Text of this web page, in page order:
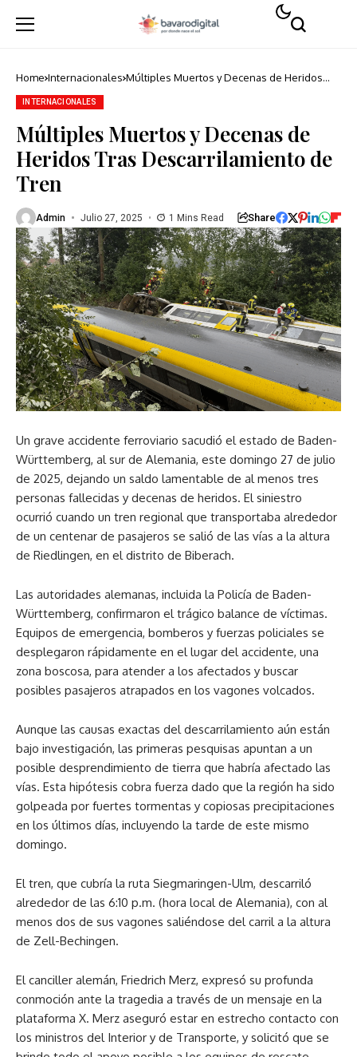
Home Internacionales Múltiples Muertos y Decenas de Heridos
INTERNACIONALES
Múltiples Muertos y Decenas de
Heridos Tras Descarrilamiento de
Tren
Admin Julio 27, 2025 1 Mins Read Share
Un grave accidente ferroviario sacudió el estado de Baden-
Württemberg, al sur de Alemania, este domingo 27 de julio
de 2025, dejando un saldo lamentable de al menos tres
personas fallecidas y decenas de heridos. El siniestro
ocurrió cuando un tren regional que transportaba alrededor
de un centenar de pasajeros se salió de las vías a la altura
de Riedlingen, en el distrito de Biberach.
Las autoridades alemanas, incluida la Policía de Baden-
Württemberg, confirmaron el trágico balance de víctimas.
Equipos de emergencia, bomberos y fuerzas policiales se
desplegaron rápidamente en el lugar del accidente, una
zona boscosa, para atender a los afectados y buscar
posibles pasajeros atrapados en los vagones volcados.
Aunque las causas exactas del descarrilamiento aún están
bajo investigación, las primeras pesquisas apuntan a un
posible desprendimiento de tierra que habría afectado las
vías. Esta hipótesis cobra fuerza dado que la región ha sido
golpeada por fuertes tormentas y copiosas precipitaciones
en los últimos días, incluyendo la tarde de este mismo
domingo.
El tren, que cubría la ruta Siegmaringen-Ulm, descarriló
alrededor de las 6:10 p.m. (hora local de Alemania), con al
menos dos de sus vagones saliéndose del carril a la altura
de Zell-Bechingen.
El canciller alemán, Friedrich Merz, expresó su profunda
conmoción ante la tragedia a través de un mensaje en la
plataforma X. Merz aseguró estar en estrecho contacto con
los ministros del Interior y de Transporte, y solicitó que se